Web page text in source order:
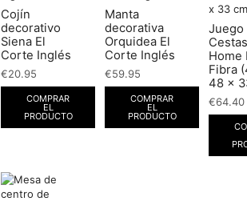
Cojín
decorativo
Siena El
Corte Inglés
€20.95
COMPRAR
EL
PRODUCTO
Manta
decorativa
Orquidea El
Corte Inglés
€59.95
COMPRAR
EL
PRODUCTO
Juego
Home
Fibra
48 x
€64.40